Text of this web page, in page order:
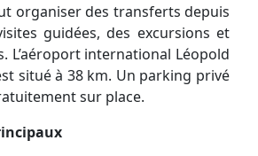
organiser des transferts depuis
guidées, des excursions et
L’aéroport international Léopold
situé à 38 km. Un parking privé
sur place.